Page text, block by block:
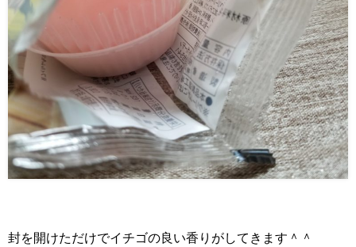
封を開けただけでイチゴの良い香りがしてきます＾＾